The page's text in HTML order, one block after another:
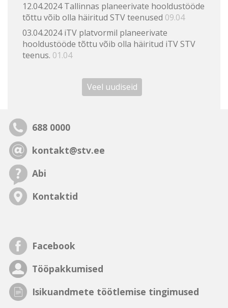
12.04.2024 Tallinnas planeerivate hooldustööde
tõttu võib olla häiritud STV teenused 09.04
03.04.2024 iTV platvormil planeerivate
hooldustööde tõttu võib olla häiritud iTV STV
teenus. 01.04
Veel uudiseid
688 0000
kontakt@stv.ee
Abi
Kontaktid
Facebook
Tööpakkumised
Isikuandmete töötlemise tingimused